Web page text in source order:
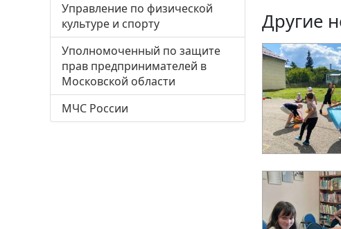
Управление по физической
культуре и спорту
Уполномоченный по защите
прав предпринимателей в
Московской области
МЧС России
Другие